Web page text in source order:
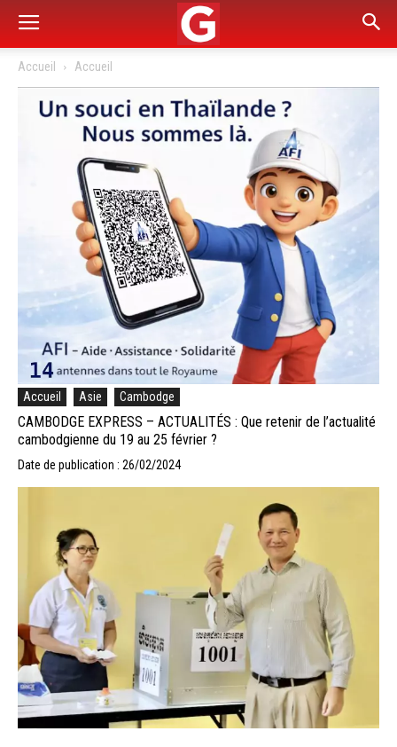
Accueil Accueil
Accueil Asie Cambodge
CAMBODGE EXPRESS – ACTUALITÉS : Que retenir de l’actualité
cambodgienne du 19 au 25 février ?
Date de publication : 26/02/2024